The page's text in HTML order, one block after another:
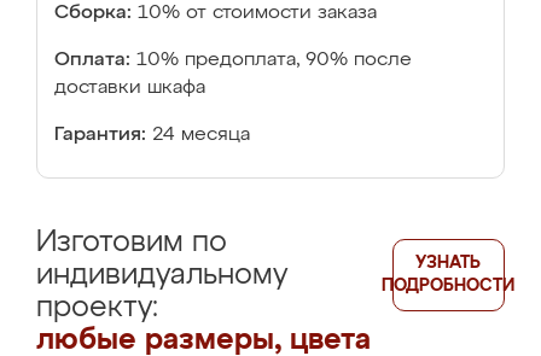
Сборка: 10% от стоимости заказа
Оплата: 10% предоплата, 90% после
доставки шкафа
Гарантия: 24 месяца
Изготовим по
индивидуальному
проекту:
любые размеры, цвета
УЗНАТЬ
ПОДРОБНОСТИ